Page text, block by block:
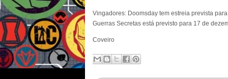
Vingadores: Doomsday tem estreia prevista
Guerras Secretas está previsto para 17 de
Coveiro